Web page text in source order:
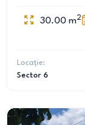
30.00 m2
Locație:
Sector 6